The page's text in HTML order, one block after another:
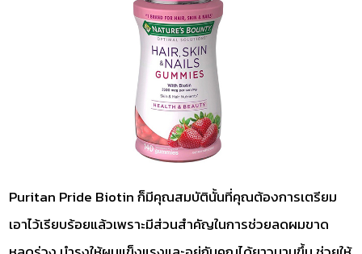
Puritan Pride Biotin ก็มีคุณสมบัตินั้นที่คุณต้องการเตรียม
เอาไว้เรียบร้อยแล้วเพราะมีส่วนสำคัญในการช่วยลดผมขาด